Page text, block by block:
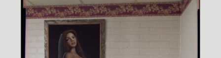
Éducation à la philosophie et à la citoyenneté